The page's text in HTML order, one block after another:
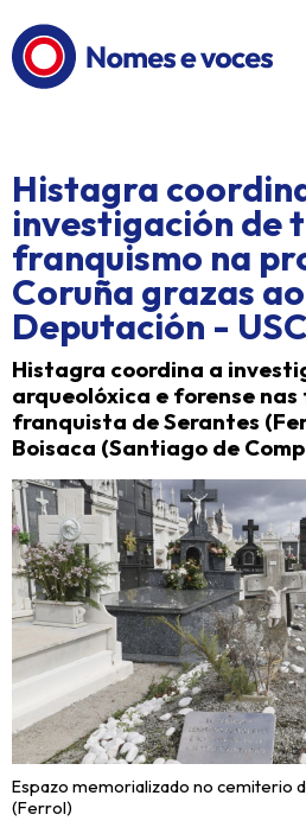
Histagra
investigación de
franquismo na
Coruña grazas
Deputación - USC
Histagra coordina a
arqueolóxica e forense
franquista de Serantes
Boisaca (Santiago de
Espazo memorializado no cemiterio
(Ferrol)